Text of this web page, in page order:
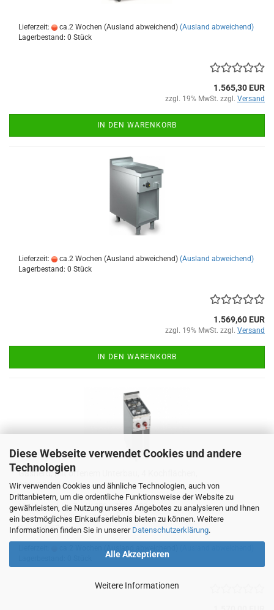
Diese Webseite verwendet Cookies und andere
Technologien
Wir verwenden Cookies und ähnliche Technologien, auch von
Drittanbietern, um die ordentliche Funktionsweise der Website zu
gewährleisten, die Nutzung unseres Angebotes zu analysieren und Ihnen
ein bestmögliches Einkaufserlebnis bieten zu können. Weitere
Informationen finden Sie in unserer Datenschutzerklärung.
Alle Akzeptieren
Weitere Informationen
Lieferzeit: ca.2 Wochen (Ausland abweichend) (Ausland abweichend)
Lagerbestand: 0 Stück
1.565,30 EUR
zzgl. 19% MwSt. zzgl. Versand
IN DEN WARENKORB
Lieferzeit: ca.2 Wochen (Ausland abweichend) (Ausland abweichend)
Lagerbestand: 0 Stück
1.569,60 EUR
zzgl. 19% MwSt. zzgl. Versand
IN DEN WARENKORB
Gasherd, mit offenem Unterbau, 4 Kochflächen,
800x700x900mm
Maße (mm) L x T x H: 800 x 700 x 900
Leistung Kochfläche: 13,2 kW
Gewicht: 67 kg